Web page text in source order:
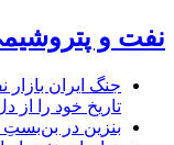
نفت و
جنگ ایران
تاریخ خود را از
بنزین در بن‌بستِ